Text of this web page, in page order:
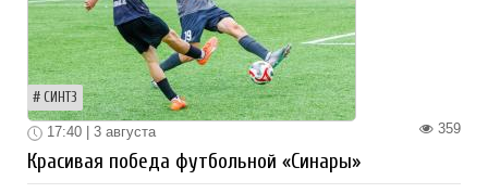
СИНТЗ
359
17:40 | 3 августа
Красивая победа футбольной «Синары»